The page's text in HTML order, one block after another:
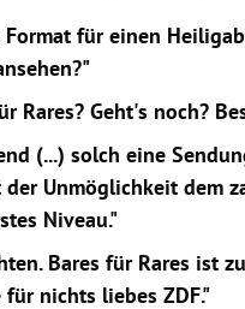
für einen
Rares? Geht's noch?
(...) solch eine
Unmöglichkeit dem
Niveau."
Bares für Rares ist
für nichts liebes ZDF."